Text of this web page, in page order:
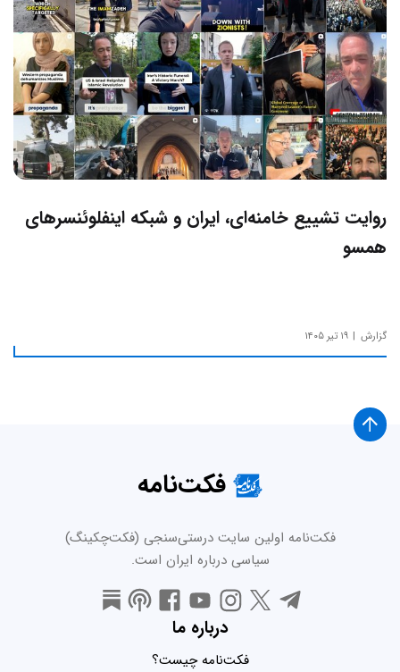
روایت تشییع خامنه‌ای، ایران و شبکه اینفلوئنسرهای
همسو
گزارش ۱۹ تیر ۱۴۰۵
فکت‌نامه
فکت‌نامه اولین سایت درستی‌سنجی (فکت‌چکینگ)
سیاسی درباره ایران است.
درباره ما
فکت‌نامه چیست؟